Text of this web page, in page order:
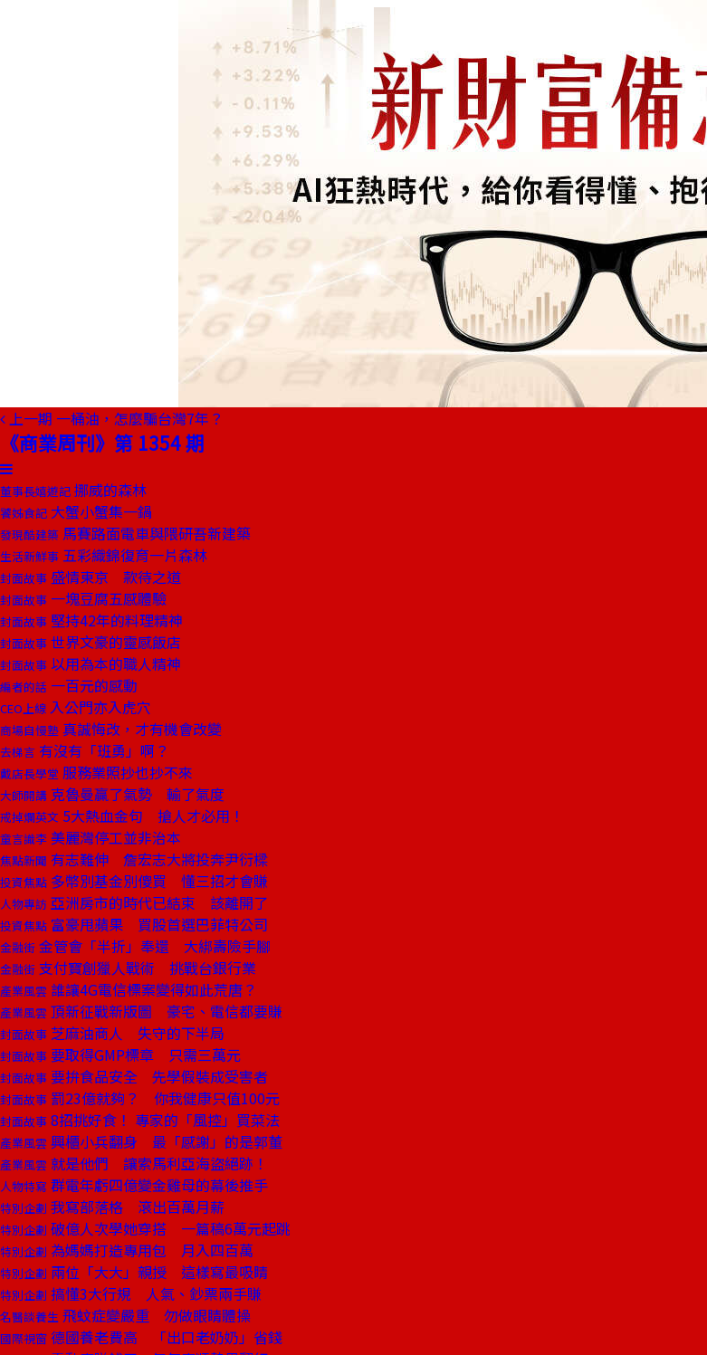
上一期 一桶油，怎麼騙台灣7年？
《商業周刊》第 1354 期
董事長嬉遊記 挪威的森林
饕姊食記 大蟹小蟹集一鍋
發現酷建築 馬賽路面電車與隈研吾新建築
生活新鮮事 五彩織錦復育一片森林
封面故事 盛情東京 款待之道
封面故事 一塊豆腐五感體驗
封面故事 堅持42年的料理精神
封面故事 世界文豪的靈感飯店
封面故事 以用為本的職人精神
編者的話 一百元的感動
CEO上線 入公門亦入虎穴
商場自慢塾 真誠悔改，才有機會改變
去梯言 有沒有「班勇」啊？
戴店長學堂 服務業照抄也抄不來
大師開講 克魯曼贏了氣勢 輸了氣度
戒掉爛英文 5大熱血金句 搶人才必用！
童言識李 美麗灣停工並非治本
焦點新聞 有志難伸 詹宏志大將投奔尹衍樑
投資焦點 多幣別基金別傻買 懂三招才會賺
人物專訪 亞洲房市的時代已結束 該離開了
投資焦點 富豪甩蘋果 買股首選巴菲特公司
金融街 金管會「半折」奉還 大綁壽險手腳
金融街 支付寶創獵人戰術 挑戰台銀行業
產業風雲 誰讓4G電信標案變得如此荒唐？
產業風雲 頂新征戰新版圖 豪宅、電信都要賺
封面故事 芝麻油商人 失守的下半局
封面故事 要取得GMP標章 只需三萬元
封面故事 要拚食品安全 先學假裝成受害者
封面故事 罰23億就夠？ 你我健康只值100元
封面故事 8招挑好食！ 專家的「風控」買菜法
產業風雲 興櫃小兵翻身 最「感謝」的是郭董
產業風雲 就是他們 讓索馬利亞海盜絕跡！
人物特寫 群電年虧四億變金雞母的幕後推手
特別企劃 我寫部落格 滾出百萬月薪
特別企劃 破億人次學她穿搭 一篇稿6萬元起跳
特別企劃 為媽媽打造專用包 月入四百萬
特別企劃 兩位「大大」親授 這樣寫最吸睛
特別企劃 搞懂3大行規 人氣、鈔票兩手賺
名醫談養生 飛蚊症變嚴重 勿做眼睛體操
國際視窗 德國養老費高 「出口老奶奶」省錢